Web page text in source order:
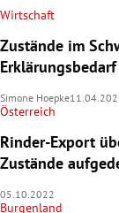
Wirtschaft
Zustände im
Erklärungsbedarf
Simone Hoepke
Österreich
Rinder-Export
Zustände
05.10.2022
Burgenland